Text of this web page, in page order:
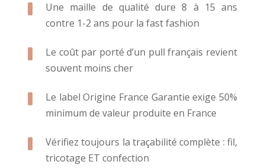
Une maille de qualité dure 8 à 15 ans
contre 1-2 ans pour la fast fashion
Le coût par porté d’un pull français revient
souvent moins cher
Le label Origine France Garantie exige 50%
minimum de valeur produite en France
Vérifiez toujours la traçabilité complète : fil,
tricotage ET confection